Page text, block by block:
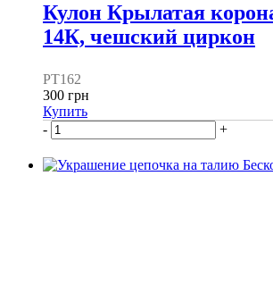
Кулон Крылатая
14К, чешский циркон
PT162
300 грн
Купить
-
+